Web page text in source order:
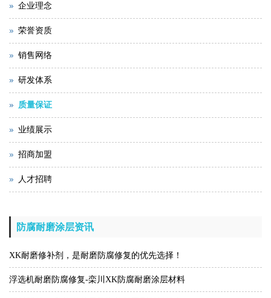
企业理念
荣誉资质
销售网络
研发体系
质量保证
业绩展示
招商加盟
人才招聘
防腐耐磨涂层资讯
XK耐磨修补剂，是耐磨防腐修复的优先选择！
浮选机耐磨防腐修复-栾川XK防腐耐磨涂层材料